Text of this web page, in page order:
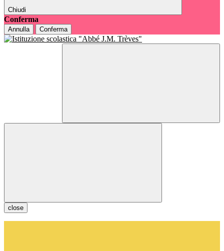
Chiudi
Conferma
Annulla Conferma
close